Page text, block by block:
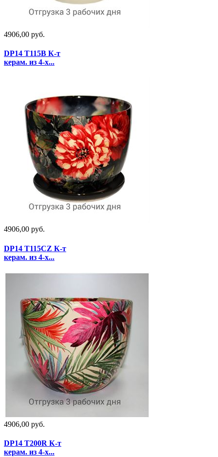
4906,00 руб.
DP14 T115B К-т
керам. из 4-х...
4906,00 руб.
DP14 T115CZ К-т
керам. из 4-х...
4906,00 руб.
DP14 T200R К-т
керам. из 4-х...